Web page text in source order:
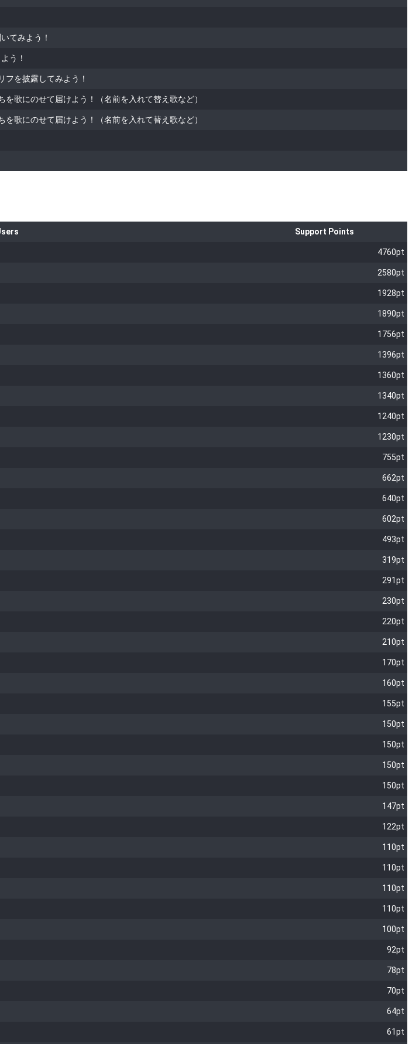
てみよう！
う！
フを披露してみよう！
歌にのせて届けよう！（名前を入れて替え歌など）
歌にのせて届けよう！（名前を入れて替え歌など）
Support Points
4760pt
2580pt
1928pt
1890pt
1756pt
1396pt
1360pt
1340pt
1240pt
1230pt
755pt
662pt
640pt
602pt
493pt
319pt
291pt
230pt
220pt
210pt
170pt
160pt
155pt
150pt
150pt
150pt
150pt
147pt
122pt
110pt
110pt
110pt
110pt
100pt
92pt
78pt
70pt
64pt
61pt